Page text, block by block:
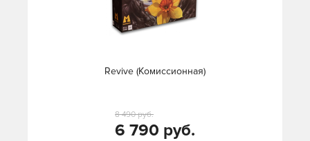
Revive (Комиссионная)
6 790 руб.
8 490 руб.